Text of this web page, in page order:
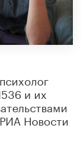
и их
РИА Новости